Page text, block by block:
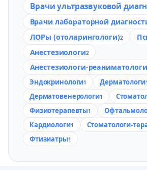
Врачи ультразвуковой
Врачи лабораторной
ЛОРы (отоларингологи)2
Анестезиологи2
Анестезиологи-реаниматологи
Эндокринологи1 Дерматологи1
Дерматовенерологи1
Физиотерапевты1
Кардиологи1 Стоматологи-
Фтизиатры1